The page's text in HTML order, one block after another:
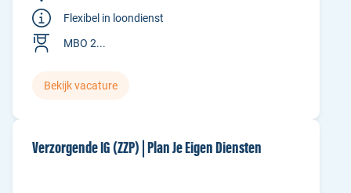
Flexibel in loondienst
MBO 2...
Bekijk vacature
Verzorgende IG (ZZP) | Plan Je Eigen Diensten